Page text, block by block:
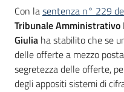
Introduzione
Con lasentenza n° 229
Tribunale Amministrativo
Giulia ha stabilito che se
delle offerte a mezzo
segretezza delle offerte,
degli appositi sistemi di